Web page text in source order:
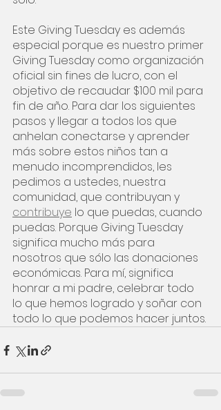
Este Giving Tuesday es además
especial porque es nuestro primer
Giving Tuesday como organización
oficial sin fines de lucro, con el
objetivo de recaudar $100 mil para
fin de año. Para dar los siguientes
pasos y llegar a todos los que
anhelan conectarse y aprender
más sobre estos niños tan a
menudo incomprendidos, les
pedimos a ustedes, nuestra
comunidad, que contribuyan y
contribuye lo que puedas, cuando
puedas. Porque Giving Tuesday
significa mucho más para
nosotros que sólo las donaciones
económicas. Para mí, significa
honrar a mi padre, celebrar todo
lo que hemos logrado y soñar con
todo lo que podemos hacer juntos.